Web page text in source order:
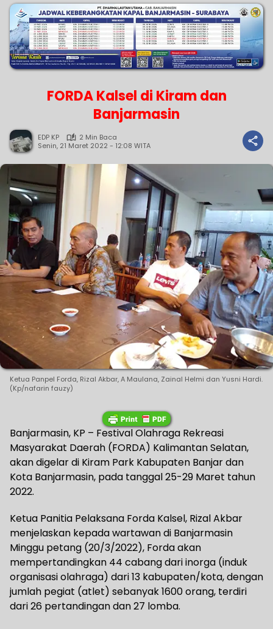
FORDA Kalsel di Kiram dan
Banjarmasin
EDP KP
2 Min Baca
Senin, 21 Maret 2022 - 12:08 WITA
Ketua Panpel Forda, Rizal Akbar, A Maulana, Zainal Helmi dan Yusni Hardi.
(Kp/nafarin fauzy)
Banjarmasin, KP – Festival Olahraga Rekreasi
Masyarakat Daerah (FORDA) Kalimantan Selatan,
akan digelar di Kiram Park Kabupaten Banjar dan
Kota Banjarmasin, pada tanggal 25-29 Maret tahun
2022.
Ketua Panitia Pelaksana Forda Kalsel, Rizal Akbar
menjelaskan kepada wartawan di Banjarmasin
Minggu petang (20/3/2022), Forda akan
mempertandingkan 44 cabang dari inorga (induk
organisasi olahraga) dari 13 kabupaten/kota, dengan
jumlah pegiat (atlet) sebanyak 1600 orang, terdiri
dari 26 pertandingan dan 27 lomba.